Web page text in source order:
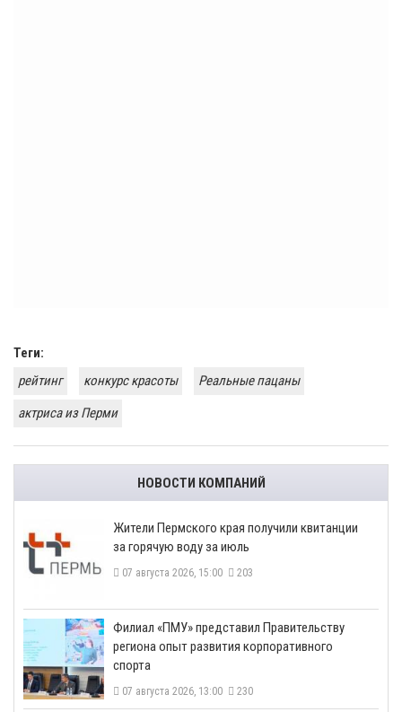
Теги:
рейтинг
конкурс красоты
Реальные пацаны
актриса из Перми
НОВОСТИ КОМПАНИЙ
​Жители Пермского края получили квитанции
за горячую воду за июль
07 августа 2026, 15:00 203
​Филиал «ПМУ» представил Правительству
региона опыт развития корпоративного
спорта
07 августа 2026, 13:00 230